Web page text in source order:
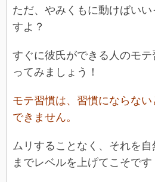
ただ、やみくもに動けばい
すよ？
すぐに彼氏ができる人のモ
ってみましょう！
モテ習慣は、習慣にならな
できません。
ムリすることなく、それを
までレベルを上げてこそです